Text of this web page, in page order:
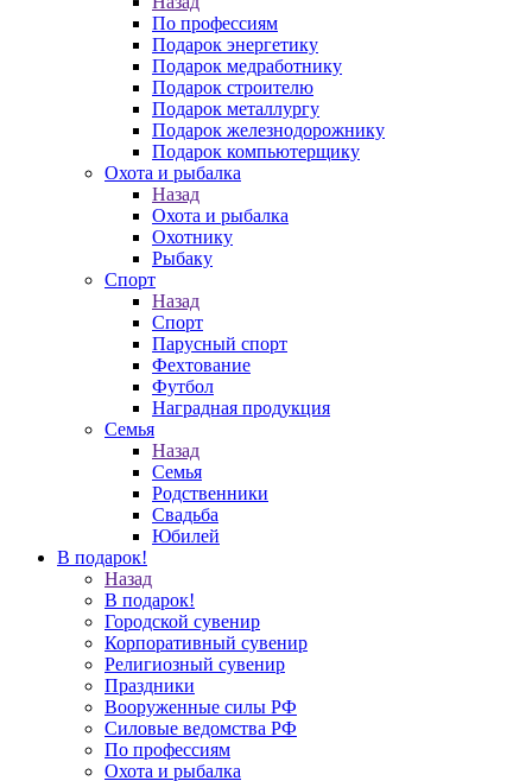
По профессиям
Подарок энергетику
Подарок медработнику
Подарок строителю
Подарок металлургу
Подарок железнодорожнику
Подарок компьютерщику
Охота и рыбалка
Назад
Охота и рыбалка
Охотнику
Рыбаку
Спорт
Назад
Спорт
Парусный спорт
Фехтование
Футбол
Наградная продукция
Семья
Назад
Семья
Родственники
Свадьба
Юбилей
В подарок!
Назад
В подарок!
Городской сувенир
Корпоративный сувенир
Религиозный сувенир
Праздники
Вооруженные силы РФ
Силовые ведомства РФ
По профессиям
Охота и рыбалка